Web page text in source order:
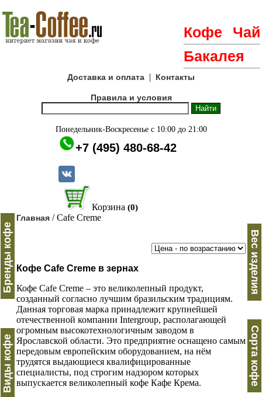
Кофе
Чай
Бакалея
Доставка и оплата | Контакты
Правила и условия
Понедельник-Воскресенье с 10:00 до 21:00
+7 (495) 480-68-42
Корзина (0)
Бренды кофе
Виды кофе
Главная / Cafe Creme
Кофе Cafe Creme в зернах
Кофе Cafe Creme – это великолепный продукт,
созданный согласно лучшим бразильским традициям.
Данная торговая марка принадлежит крупнейшей
отечественной компании Intergroup, располагающей
огромным высокотехнологичным заводом в
Ярославской области. Это предприятие оснащено самым
передовым европейским оборудованием, на нём
трудятся выдающиеся квалифицированные
специалисты, под строгим надзором которых
выпускается великолепный кофе Кафе Крема.
Вес изделия
Сорта кофе